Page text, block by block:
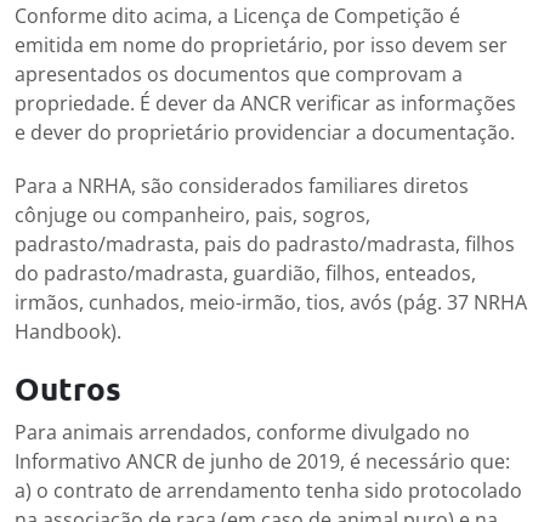
Conforme dito acima, a Licença de Competição é
emitida em nome do proprietário, por isso devem ser
apresentados os documentos que comprovam a
propriedade. É dever da ANCR verificar as informações
e dever do proprietário providenciar a documentação.
Para a NRHA, são considerados familiares diretos
cônjuge ou companheiro, pais, sogros,
padrasto/madrasta, pais do padrasto/madrasta, filhos
do padrasto/madrasta, guardião, filhos, enteados,
irmãos, cunhados, meio-irmão, tios, avós (pág. 37 NRHA
Handbook).
Outros
Para animais arrendados, conforme divulgado no
Informativo ANCR de junho de 2019, é necessário que:
a) o contrato de arrendamento tenha sido protocolado